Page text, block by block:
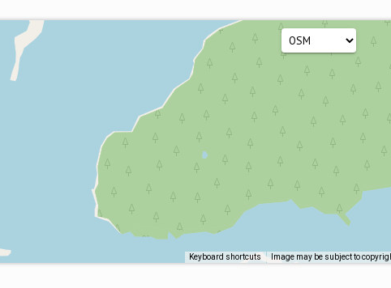
Keyboard shortcuts Image may be subject to